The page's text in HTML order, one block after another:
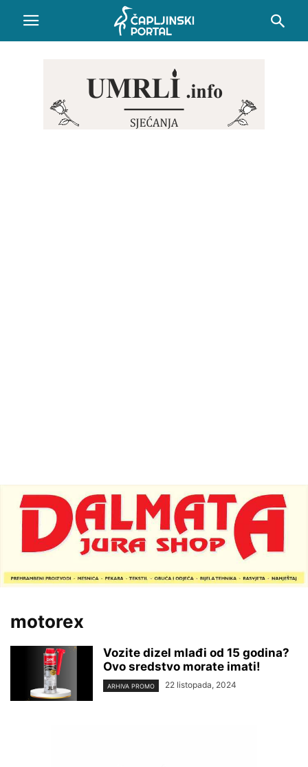
motorex
Vozite dizel mlađi od 15 godina?
Ovo sredstvo morate imati!
ARHIVA PROMO 22 listopada, 2024